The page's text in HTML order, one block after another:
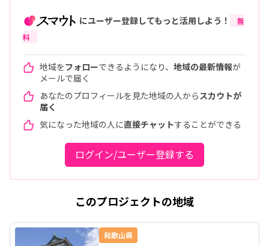
にユーザー登録してもっと活用しよう！
無
料
地域をフォローできるようになり、 地域の最新情報が
メールで届く
あなたのプロフィールを見た地域の人から スカウトが
届く
気になった地域の人に直接チャットすることができる
ログイン/ユーザー登録する
このプロジェクトの地域
和歌山県